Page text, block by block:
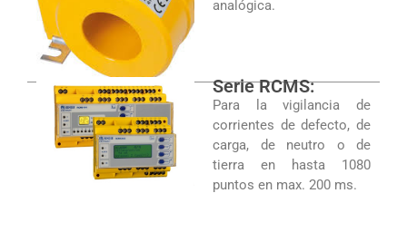
analógica.
Serie RCMS:
Para la vigilancia de
corrientes de defecto, de
carga, de neutro o de
tierra en hasta 1080
puntos en max. 200 ms.